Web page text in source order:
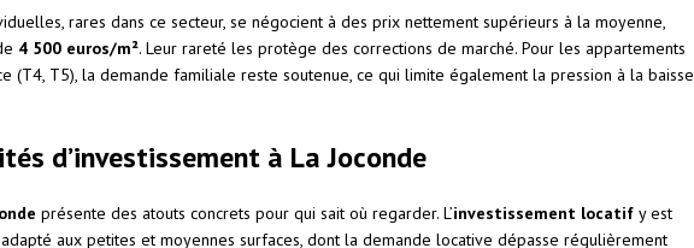
rares dans ce secteur, se négocient à des prix nettement supérieurs à la moyenne,
4 500 euros/m². Leur rareté les protège des corrections de marché. Pour les appartements
(T4, T5), la demande familiale reste soutenue, ce qui limite également la pression à la baisse
d’investissement à La Joconde
présente des atouts concrets pour qui sait où regarder. L’investissement locatif y est
aux petites et moyennes surfaces, dont la demande locative dépasse régulièrement